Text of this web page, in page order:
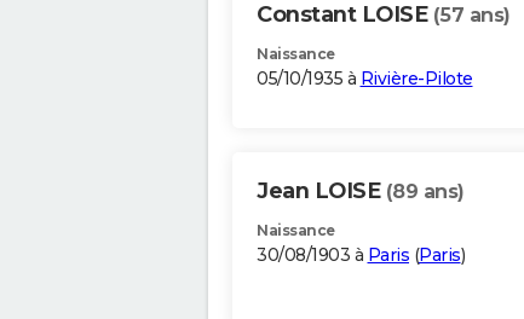
Constant LOISE (57 ans)
Naissance
05/10/1935 à Rivière-Pilote
Jean LOISE (89 ans)
Naissance
30/08/1903 à Paris (Paris)